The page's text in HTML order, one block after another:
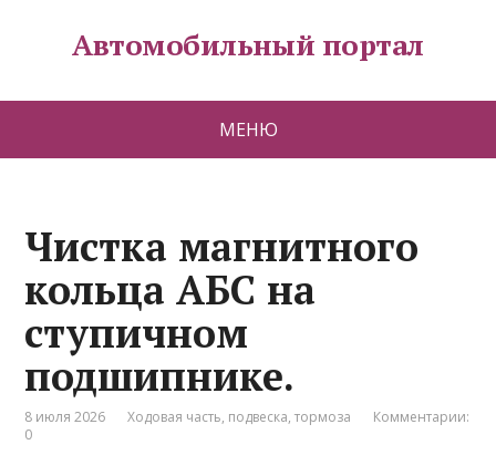
Автомобильный портал
МЕНЮ
Чистка магнитного
кольца АБС на
ступичном
подшипнике.
8 июля 2026 Ходовая часть, подвеска, тормоза
Комментарии:
0